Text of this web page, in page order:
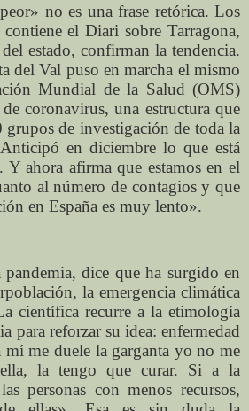
no es una frase retórica. Los
el Diari sobre Tarragona,
estado, confirman la tendencia.
del Val puso en marcha el mismo
Mundial de la Salud (OMS)
coronavirus, una estructura que
grupos de investigación de toda la
en diciembre lo que está
Y ahora afirma que estamos en el
al número de contagios y que
en España es muy lento».
dice que ha surgido en
la emergencia climática
científica recurre a la etimología
para reforzar su idea: enfermedad
mí me duele la garganta yo no me
la tengo que curar. Si a la
personas con menos recursos,